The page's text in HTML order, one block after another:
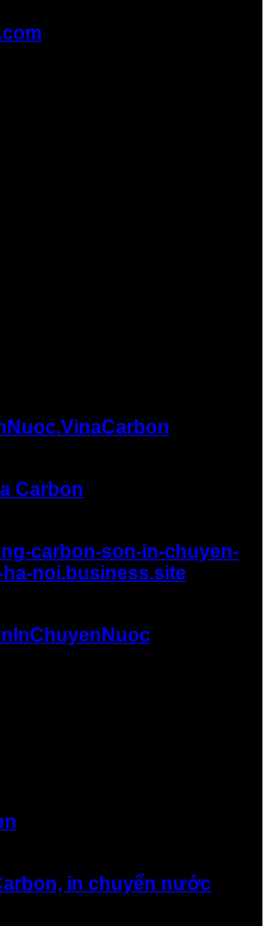
Carbon
carbon-son-in-chuyen-
noi.business.site
in chuyển nước